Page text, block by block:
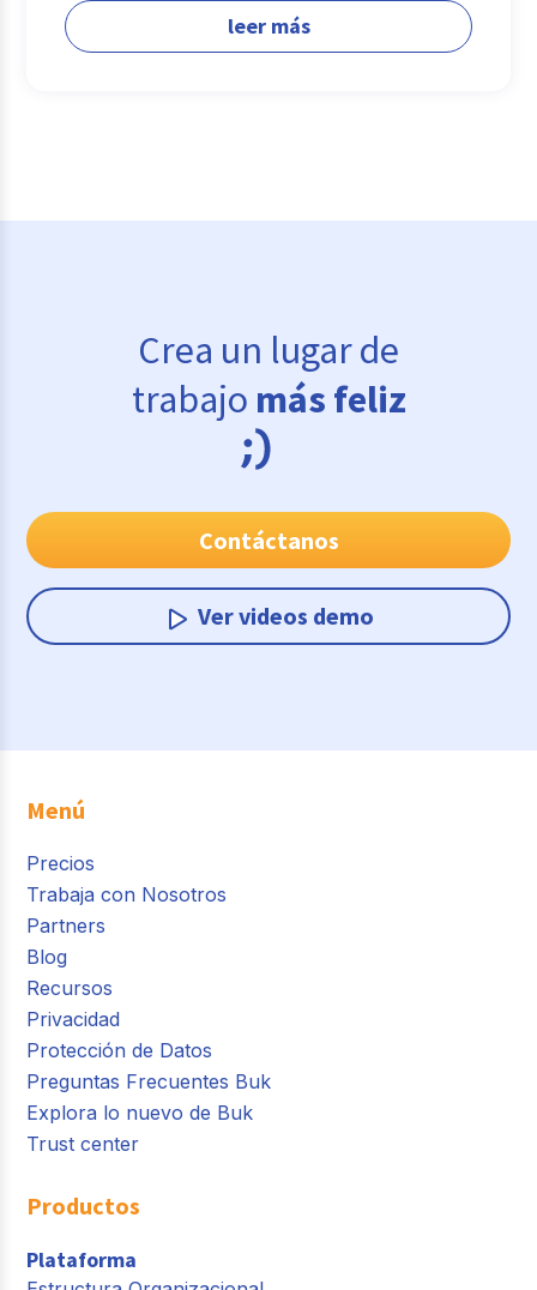
leer más
Crea un lugar de
trabajo más feliz
Contáctanos
Ver videos demo
Menú
Precios
Trabaja con Nosotros
Partners
Blog
Recursos
Privacidad
Protección de Datos
Preguntas Frecuentes Buk
Explora lo nuevo de Buk
Trust center
Productos
Plataforma